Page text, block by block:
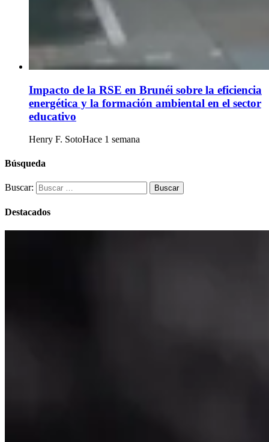
Impacto de la RSE en Brunéi sobre la eficiencia
energética y la formación ambiental en el sector
educativo
Henry F. SotoHace 1 semana
Búsqueda
Buscar:
Destacados